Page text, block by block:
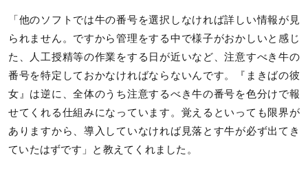
「他のソフトでは牛の番号を選択しなければ詳しい情報が見
られません。ですから管理をする中で様子がおかしいと感じ
た、人工授精等の作業をする日が近いなど、注意すべき牛の
番号を特定しておかなければならないんです。『まきばの彼
女』は逆に、全体のうち注意するべき牛の番号を色分けで報
せてくれる仕組みになっています。覚えるといっても限界が
ありますから、導入していなければ見落とす牛が必ず出てき
ていたはずです」と教えてくれました。